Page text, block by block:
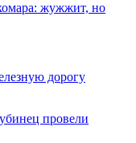
жужжит, но
дорогу
провели